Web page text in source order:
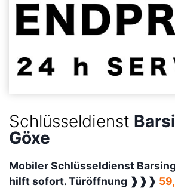
Schlüsseldienst
Göxe
Mobiler Schlüsseldienst
hilft sofort. Türöffnung ❱❱❱